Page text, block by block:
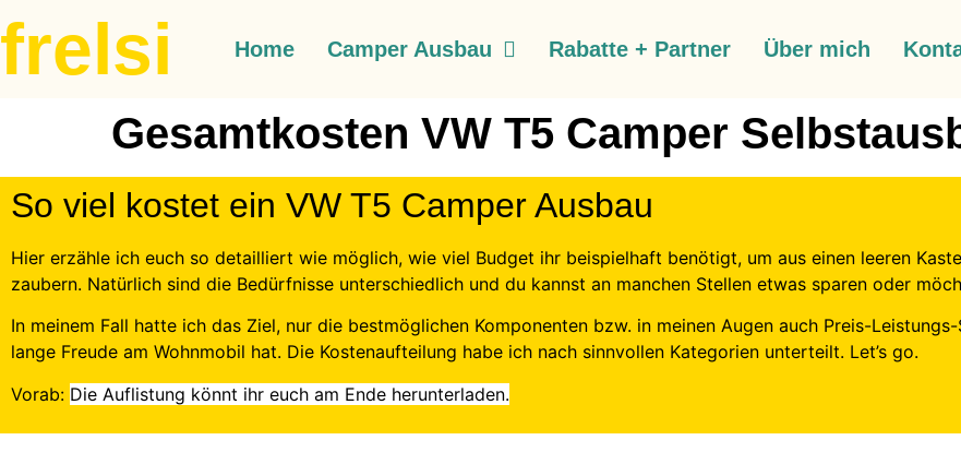
frelsi Home Camper Ausbau Rabatte + Partner Über mich
Gesamtkosten VW T5 Camper
So viel kostet ein VW T5 Camper Ausbau
Hier erzähle ich euch so detailliert wie möglich, wie viel Budget ihr beispielhaft benötigt, um aus einen leeren
zaubern. Natürlich sind die Bedürfnisse unterschiedlich und du kannst an manchen Stellen etwas sparen oder
In meinem Fall hatte ich das Ziel, nur die bestmöglichen Komponenten bzw. in meinen Augen auch Preis-
lange Freude am Wohnmobil hat. Die Kostenaufteilung habe ich nach sinnvollen Kategorien unterteilt. Let’s go.
Vorab: Die Auflistung könnt ihr euch am Ende herunterladen.